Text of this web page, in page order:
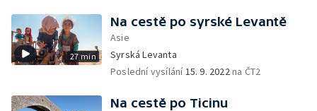
27 min
Na cestě po syrské Levantě
Asie
Syrská Levanta
Poslední vysílání15. 9. 2022na ČT2
Na cestě po Ticinu